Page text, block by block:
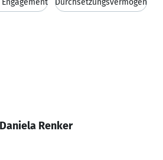
Renker